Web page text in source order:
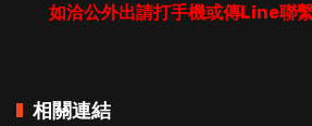
如洽公外出請打手機或傳Line聯
相關連結